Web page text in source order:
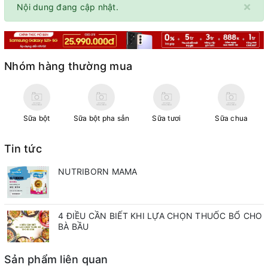
×
Nội dung đang cập nhật.
Nhóm hàng thường mua
Sữa bột Sữa bột pha sẳn Sữa tươi Sữa chua
Tin tức
NUTRIBORN MAMA
4 ĐIỀU CẦN BIẾT KHI LỰA CHỌN THUỐC BỔ CHO
BÀ BẦU
Sản phẩm liên quan